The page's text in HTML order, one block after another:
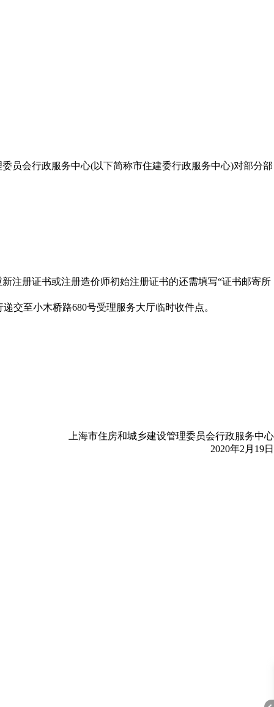
会行政服务中心(以下简称市住建委行政服务中心)对部分部
交至小木桥路680号受理服务大厅临时收件点。
上海市住房和城乡建设管理委员会行政服务中心
2020年2月19日